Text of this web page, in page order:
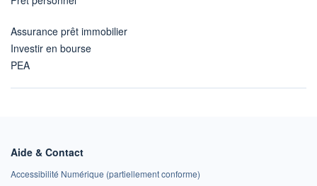
Assurance prêt immobilier
Investir en bourse
PEA
Aide & Contact
Accessibilité Numérique (partiellement conforme)